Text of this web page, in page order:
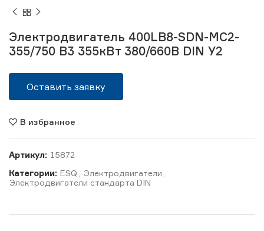
Электродвигатель 400LB8-SDN-MC2-
355/750 B3 355кВт 380/660В DIN У2
Оставить заявку
В избранное
Артикул: 15872
Категории: ESQ Электродвигатели
Электродвигатели стандарта DIN